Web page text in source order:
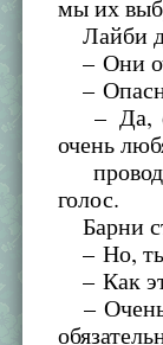
мы их
Лайби
– Они
–
– Да,
очень
голос.
Барни
– Но, ты
– Как
–